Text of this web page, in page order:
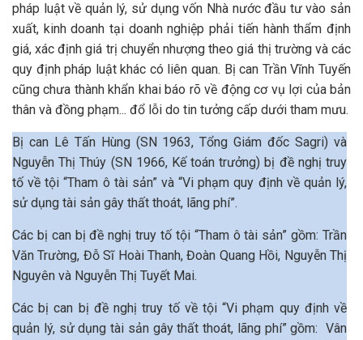
pháp luật về quản lý, sử dụng vốn Nhà nước đầu tư vào sản
xuất, kinh doanh tại doanh nghiệp phải tiến hành thẩm định
giá, xác định giá trị chuyển nhượng theo giá thị trường và các
quy định pháp luật khác có liên quan. Bị can Trần Vĩnh Tuyến
cũng chưa thành khẩn khai báo rõ về động cơ vụ lợi của bản
thân và đồng phạm... đổ lỗi do tin tưởng cấp dưới tham mưu.
Bị can Lê Tấn Hùng (SN 1963, Tổng Giám đốc Sagri) và
Nguyễn Thị Thúy (SN 1966, Kế toán trưởng) bị đề nghị truy
tố về tội “Tham ô tài sản” và “Vi phạm quy định về quản lý,
sử dụng tài sản gây thất thoát, lãng phí”.
Các bị can bị đề nghị truy tố tội “Tham ô tài sản” gồm: Trần
Văn Trường, Đỗ Sĩ Hoài Thanh, Đoàn Quang Hồi, Nguyễn Thị
Nguyên và Nguyễn Thị Tuyết Mai.
Các bị can bị đề nghị truy tố về tội “Vi phạm quy định về
quản lý, sử dụng tài sản gây thất thoát, lãng phí” gồm: Vân